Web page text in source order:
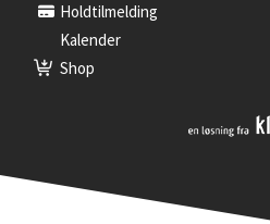
Holdtilmelding
Kalender
Shop